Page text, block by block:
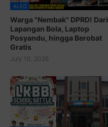
ALEG
Warga "Nembak" DPRD! Dari
Lapangan Bola, Laptop
Posyandu, hingga Berobat
Gratis
July 10, 2026